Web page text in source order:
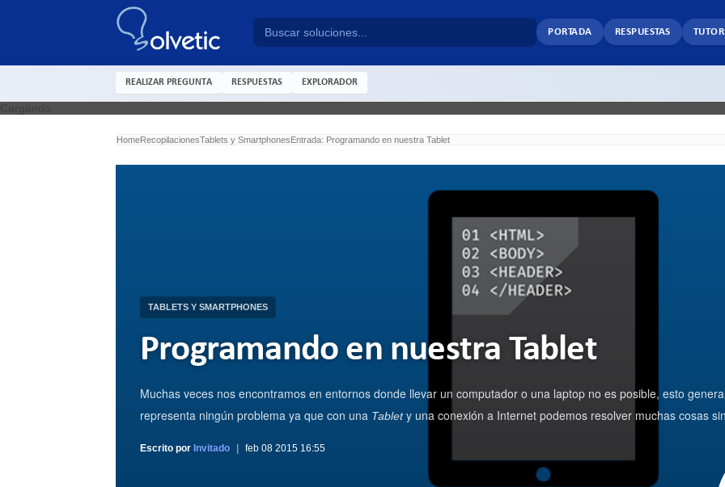
PORTADA RESPUESTAS
REALIZAR PREGUNTA RESPUESTAS EXPLORADOR
HomeRecopilacionesTablets y SmartphonesEntrada: Programando en nuestra Tablet
TABLETS Y SMARTPHONES
Programando en nuestra Tablet
Muchas veces nos encontramos en entornos donde llevar un computador o una laptop no es posible, esto
representa ningún problema ya que con una Tablety una conexión a Internet podemos resolver muchas cosas
Escrito por Invitado feb 08 2015 16:55